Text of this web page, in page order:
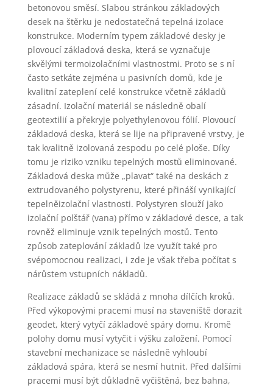
betonovou směsí. Slabou stránkou základových
desek na štěrku je nedostatečná tepelná izolace
konstrukce. Moderním typem základové desky je
plovoucí základová deska, která se vyznačuje
skvělými termoizolačními vlastnostmi. Proto se s ní
často setkáte zejména u pasivních domů, kde je
kvalitní zateplení celé konstrukce včetně základů
zásadní. Izolační materiál se následně obalí
geotextilií a překryje polyethylenovou fólií. Plovoucí
základová deska, která se lije na připravené vrstvy, je
tak kvalitně izolovaná zespodu po celé ploše. Díky
tomu je riziko vzniku tepelných mostů eliminované.
Základová deska může „plavat“ také na deskách z
extrudovaného polystyrenu, které přináší vynikající
tepelněizolační vlastnosti. Polystyren slouží jako
izolační polštář (vana) přímo v základové desce, a tak
rovněž eliminuje vznik tepelných mostů. Tento
způsob zateplování základů lze využít také pro
svépomocnou realizaci, i zde je však třeba počítat s
nárůstem vstupních nákladů.
Realizace základů se skládá z mnoha dílčích kroků.
Před výkopovými pracemi musí na staveniště dorazit
geodet, který vytyčí základové spáry domu. Kromě
polohy domu musí vytyčit i výšku založení. Pomocí
stavební mechanizace se následně vyhloubí
základová spára, která se nesmí hutnit. Před dalšími
pracemi musí být důkladně vyčištěná, bez bahna,